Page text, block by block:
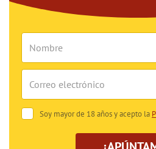
Soy mayor de 18 años y acepto la